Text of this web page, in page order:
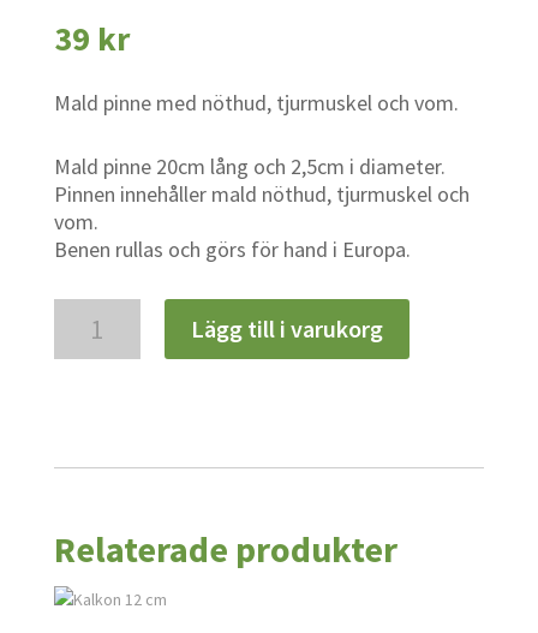
39 kr
Mald pinne med nöthud, tjurmuskel och vom.
Mald pinne 20cm lång och 2,5cm i diameter.
Pinnen innehåller mald nöthud, tjurmuskel och
vom.
Benen rullas och görs för hand i Europa.
mängd
Lägg till i varukorg
Relaterade produkter